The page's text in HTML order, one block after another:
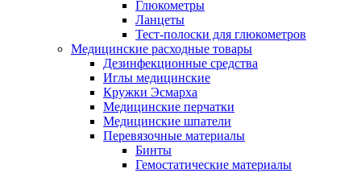
Глюкометры
Ланцеты
Тест-полоски для глюкометров
Медицинские расходные товары
Дезинфекционные средства
Иглы медицинские
Кружки Эсмарха
Медицинские перчатки
Медицинские шпатели
Перевязочные материалы
Бинты
Гемостатические материалы